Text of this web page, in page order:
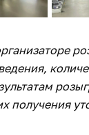
получения